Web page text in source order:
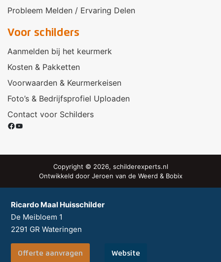
Ricardo Maal Huisschilder
De Meibloem 1
2291 GR Wateringen
Offerte aanvragen Website
Probleem Melden / Ervaring Delen
Voor schilders
Aanmelden bij het keurmerk
Kosten & Pakketten
Voorwaarden & Keurmerkeisen
Foto’s & Bedrijfsprofiel Uploaden
Contact voor Schilders
Facebook
YouTube
Copyright © 2026, schilderexperts.nl
Ontwikkeld door Jeroen van de Weerd & Bobix